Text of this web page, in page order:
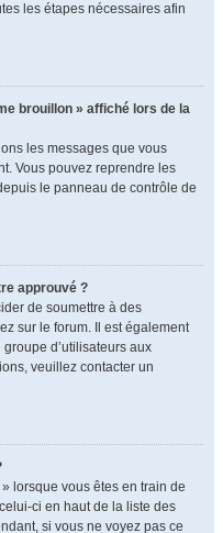
les étapes nécessaires afin
brouillon » affiché lors de la
les messages que vous
Vous pouvez reprendre les
le panneau de contrôle de
approuvé ?
de soumettre à des
sur le forum. Il est également
d’utilisateurs aux
veuillez contacter un
lorsque vous êtes en train de
ci en haut de la liste des
si vous ne voyez pas ce